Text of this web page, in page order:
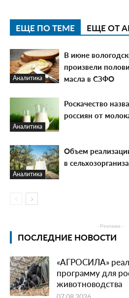
ЕЩЕ ПО ТЕМЕ ЕЩЕ ОТ
Аналитика
В июне
произвели
масла в СЗФО
Аналитика
Роскачество
россиян от
Аналитика
Объем
в
- Реклама -
ПОСЛЕДНИЕ НОВОСТИ
«АГРОСИЛА»
программу для
животноводства